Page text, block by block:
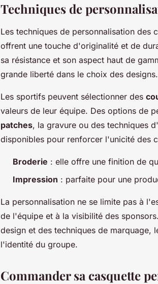
Techniques de
Les techniques de personnalisation des
offrent une touche d'originalité et de
sa résistance et son aspect haut de
grande liberté dans le choix des designs.
Les sportifs peuvent sélectionner des
valeurs de leur équipe. Des options de
patches, la gravure ou des techniques
disponibles pour renforcer l'unicité des
Broderie : elle offre une finition de
Impression : parfaite pour une
La personnalisation ne se limite pas à
de l'équipe et à la visibilité des
design et des techniques de marquage,
l'identité du groupe.
Commander sa casquette